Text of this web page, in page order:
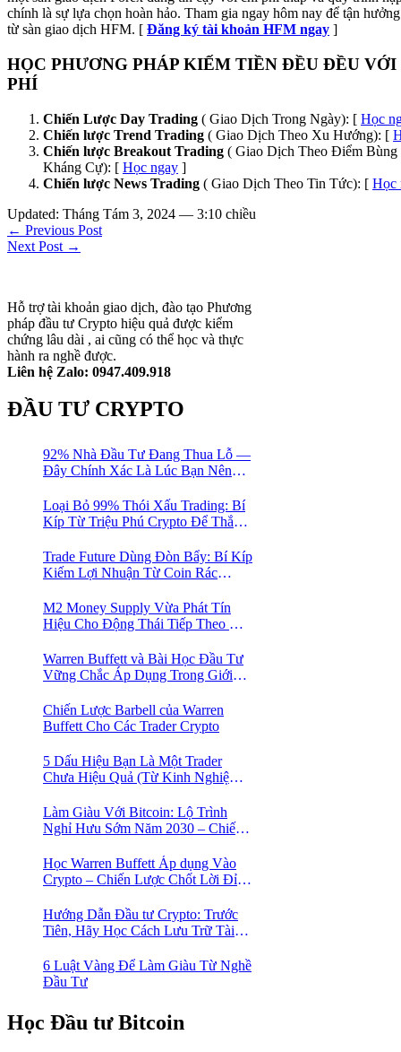
chính là sự lựa chọn hoàn hảo. Tham gia ngay hôm nay để tận
từ sàn giao dịch HFM. [ Đăng ký tài khoản HFM ngay ]
HỌC PHƯƠNG PHÁP KIẾM TIỀN ĐỀU ĐỀU
PHÍ
Chiến Lược Day Trading ( Giao Dịch Trong Ngày): [ Học
Chiến lược Trend Trading ( Giao Dịch Theo Xu Hướng): [
Chiến lược Breakout Trading ( Giao Dịch Theo Điểm Bùng
Kháng Cự): [ Học ngay ]
Chiến lược News Trading ( Giao Dịch Theo Tin Tức): [ Học
Updated: Tháng Tám 3, 2024 — 3:10 chiều
← Previous Post
Next Post →
Hỗ trợ tài khoản giao dịch, đào tạo Phương
pháp đầu tư Crypto hiệu quả được kiểm
chứng lâu dài , ai cũng có thể học và thực
hành ra nghề được.
Liên hệ Zalo: 0947.409.918
ĐẦU TƯ CRYPTO
92% Nhà Đầu Tư Đang Thua Lỗ —
Đây Chính Xác Là Lúc Bạn Nên
Loại Bỏ 99% Thói Xấu Trading: Bí
Kíp Từ Triệu Phú Crypto Để Thắng
Trade Future Dùng Đòn Bẩy: Bí Kíp
Kiếm Lợi Nhuận Từ Coin Rác
Bán Khống
M2 Money Supply Vừa Phát Tín
Hiệu Cho Động Thái Tiếp Theo Của
Trader Đang Bỏ Lỡ! 🚀
Warren Buffett và Bài Học Đầu Tư
Vững Chắc Áp Dụng Trong Giới
Chiến Lược Barbell của Warren
Buffett Cho Các Trader Crypto
5 Dấu Hiệu Bạn Là Một Trader
Chưa Hiệu Quả (Từ Kinh Nghiệm
Làm Giàu Với Bitcoin: Lộ Trình
Nghỉ Hưu Sớm Năm 2030 – Chiến
Học Warren Buffett Áp dụng Vào
Crypto – Chiến Lược Chốt Lời Đỉnh
Hướng Dẫn Đầu tư Crypto: Trước
Tiên, Hãy Học Cách Lưu Trữ Tài
6 Luật Vàng Để Làm Giàu Từ Nghề
Đầu Tư
Học Đầu tư Bitcoin